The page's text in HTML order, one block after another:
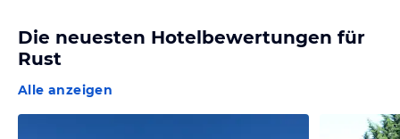
Die neuesten Hotelbewertungen für
Rust
Alle anzeigen